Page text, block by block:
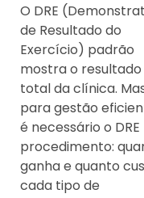
O DRE
de Resultado do
Exercício) padrão
mostra o resultado
total da clínica.
para gestão
é necessário o
procedimento:
ganha e quanto
cada tipo de